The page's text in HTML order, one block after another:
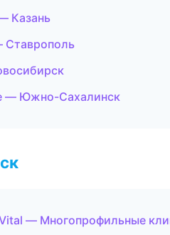
Казань
Ставрополь
— Южно-Сахалинск
— Многопрофильные